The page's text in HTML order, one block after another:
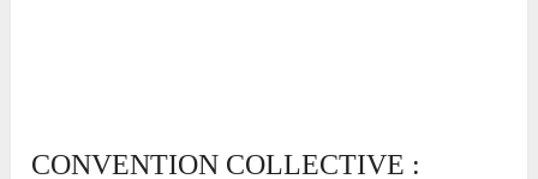
CONVENTION COLLECTIVE :